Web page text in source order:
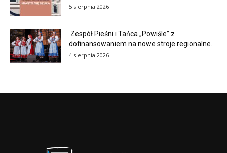
5 sierpnia 2026
Zespół Pieśni i Tańca „Powiśle” z
dofinansowaniem na nowe stroje regionalne.
4 sierpnia 2026